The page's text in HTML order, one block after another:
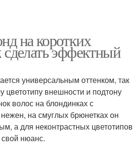
на коротких
сделать эффектный
универсальным оттенком, так
цветотипу внешности и подтону
волос на блондинках с
на смуглых брюнетках он
а для неконтрастных цветотипов
нюанс.